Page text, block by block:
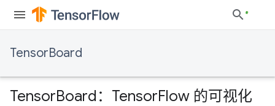
TensorBoard
TensorBoard：TensorFlow 的可视化